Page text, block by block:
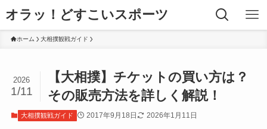
オラッ！どすこいスポーツ
ホーム 大相撲観戦ガイド
【大相撲】チケットの買い方は？
その販売方法を詳しく解説！
2026
1/11
大相撲観戦ガイド 2017年9月18日 2026年1月11日